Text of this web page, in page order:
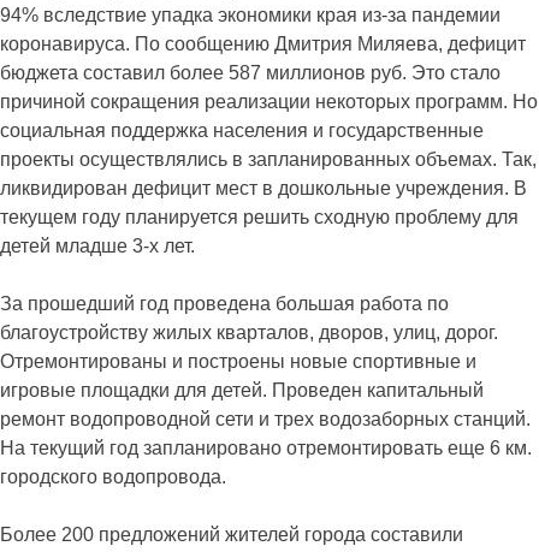
94% вследствие упадка экономики края из-за пандемии
коронавируса. По сообщению Дмитрия Миляева, дефицит
бюджета составил более 587 миллионов руб. Это стало
причиной сокращения реализации некоторых программ. Но
социальная поддержка населения и государственные
проекты осуществлялись в запланированных объемах. Так,
ликвидирован дефицит мест в дошкольные учреждения. В
текущем году планируется решить сходную проблему для
детей младше 3-х лет.
За прошедший год проведена большая работа по
благоустройству жилых кварталов, дворов, улиц, дорог.
Отремонтированы и построены новые спортивные и
игровые площадки для детей. Проведен капитальный
ремонт водопроводной сети и трех водозаборных станций.
На текущий год запланировано отремонтировать еще 6 км.
городского водопровода.
Более 200 предложений жителей города составили